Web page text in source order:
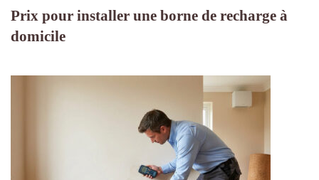
Prix pour installer une borne de recharge à
domicile